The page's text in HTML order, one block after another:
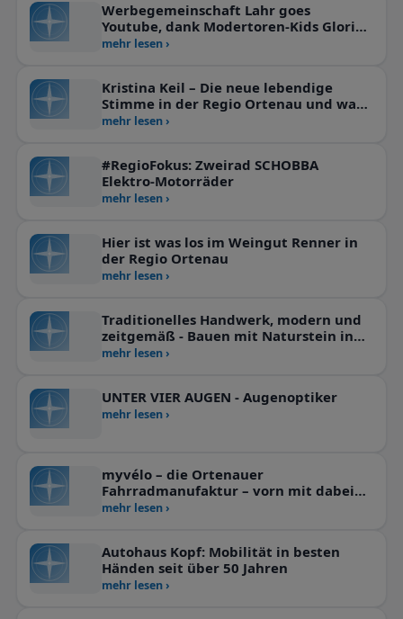
Werbegemeinschaft Lahr goes
Youtube, dank Modertoren-Kids Gloria
Hanus und Nevio Nicolosi.
mehr lesen ›
Kristina Keil – Die neue lebendige
Stimme in der Regio Ortenau und was
ein Training Ihrer Stimme bewirken
mehr lesen ›
#RegioFokus: Zweirad SCHOBBA
Elektro-Motorräder
mehr lesen ›
Hier ist was los im Weingut Renner in
der Regio Ortenau
mehr lesen ›
Traditionelles Handwerk, modern und
zeitgemäß - Bauen mit Naturstein in
Kippenheim.
mehr lesen ›
UNTER VIER AUGEN - Augenoptiker
mehr lesen ›
myvélo – die Ortenauer
Fahrradmanufaktur – vorn mit dabei
sein!
mehr lesen ›
Autohaus Kopf: Mobilität in besten
Händen seit über 50 Jahren
mehr lesen ›